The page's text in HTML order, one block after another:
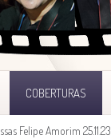
COBERTURAS
Felipe Amorim 25.11.23